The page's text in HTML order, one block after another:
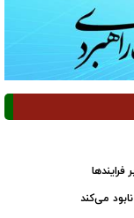
می‌کند